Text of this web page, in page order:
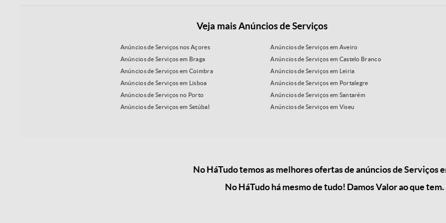
Veja mais Anúncios de Serviços
Anúncios de Serviços nos Açores
Anúncios de Serviços em Aveiro
Anúncios de Serviços em Braga
Anúncios de Serviços em Castelo Branco
Anúncios de Serviços em Coimbra
Anúncios de Serviços em Leiria
Anúncios de Serviços em Lisboa
Anúncios de Serviços em Portalegre
Anúncios de Serviços no Porto
Anúncios de Serviços em Santarém
Anúncios de Serviços em Setúbal
Anúncios de Serviços em Viseu
No HáTudo temos as melhores ofertas de anúncios de Serviços
No HáTudo há mesmo de tudo! Damos Valor ao que tem.